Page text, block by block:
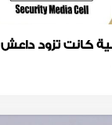
كانت تزود